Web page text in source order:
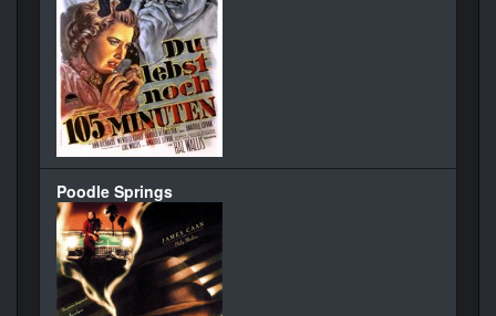
Poodle Springs